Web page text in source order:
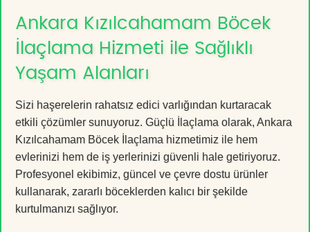
Ankara Kızılcahamam Böcek
İlaçlama Hizmeti ile Sağlıklı
Yaşam Alanları
Sizi haşerelerin rahatsız edici varlığından kurtaracak
etkili çözümler sunuyoruz. Güçlü İlaçlama olarak, Ankara
Kızılcahamam Böcek İlaçlama hizmetimiz ile hem
evlerinizi hem de iş yerlerinizi güvenli hale getiriyoruz.
Profesyonel ekibimiz, güncel ve çevre dostu ürünler
kullanarak, zararlı böceklerden kalıcı bir şekilde
kurtulmanızı sağlıyor.